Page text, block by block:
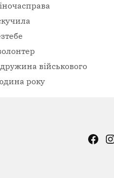
військового
року